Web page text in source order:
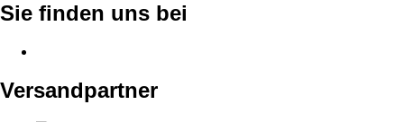
Sie finden uns bei
Versandpartner